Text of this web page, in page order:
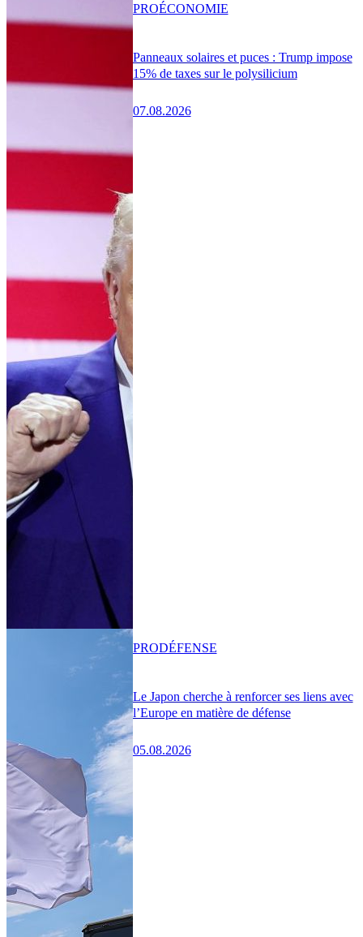
Panneaux solaires et puces : Trump impose
15% de taxes sur le polysilicium
07.08.2026
PROÉCONOMIE
Le Japon cherche à renforcer ses liens avec
l’Europe en matière de défense
05.08.2026
PRODÉFENSE